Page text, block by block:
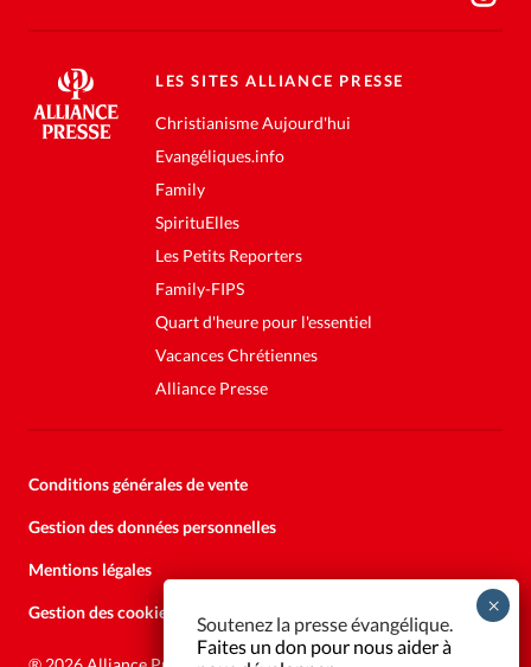
LES SITES ALLIANCE PRESSE
Christianisme Aujourd'hui
Evangéliques.info
Family
SpirituElles
Les Petits Reporters
Family-FIPS
Quart d'heure pour l'essentiel
Vacances Chrétiennes
Alliance Presse
Conditions générales de vente
Gestion des données personnelles
Mentions légales
Gestion des cookies
Soutenez la presse évangélique.
Faites un don pour nous aider à